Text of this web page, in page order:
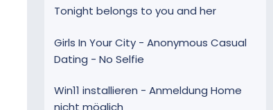
Tonight belongs to you and her
Girls In Your City - Anonymous Casual
Dating - No Selfie
Win11 installieren - Anmeldung Home
nicht möglich